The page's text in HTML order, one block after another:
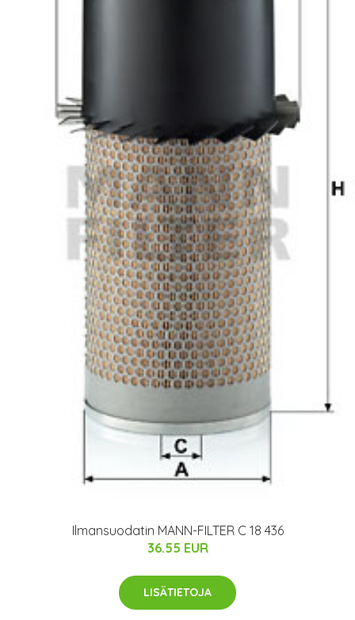
Ilmansuodatin MANN-FILTER C 18 436
36.55 EUR
LISÄTIETOJA